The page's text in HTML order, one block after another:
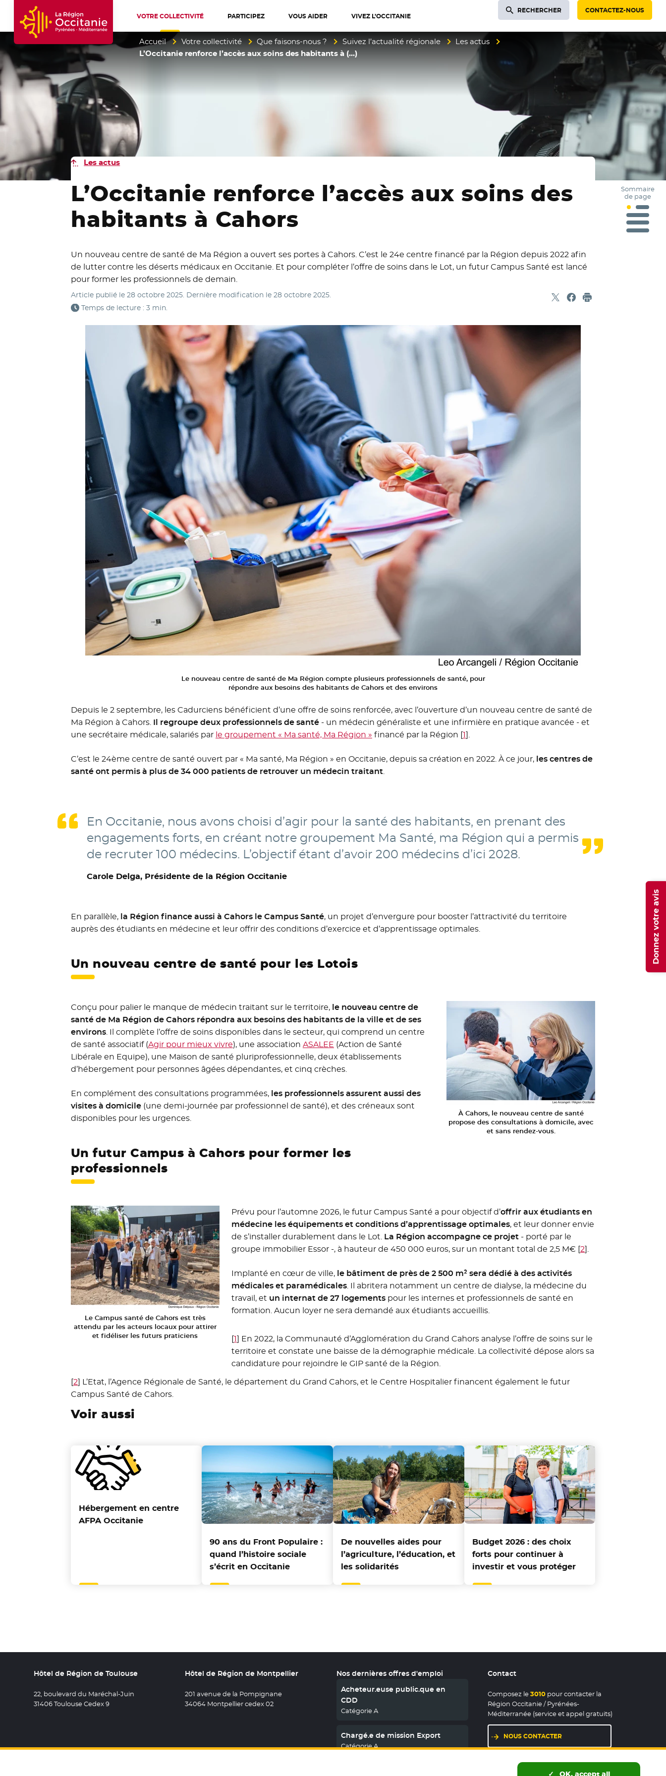
Accueil Région Occitanie / Pyrénées-Méditerranée
VOTRE COLLECTIVITÉ PARTICIPEZ VOUS AIDER VIVEZ L’OCCITANIE
RECHERCHER CONTACTEZ-NOUS
Accueil Votre collectivité Que faisons-nous ? Suivez l’actualité régionale
Les actus
L’Occitanie renforce l’accès aux soins des habitants à (…)
Les actus
L’Occitanie renforce l’accès aux soins des
habitants à Cahors
Un nouveau centre de santé de Ma Région a ouvert ses portes à Cahors. C’est le 24e centre financé par la Région depuis 2022 afin
de lutter contre les déserts médicaux en Occitanie. Et pour compléter l’offre de soins dans le Lot, un futur Campus Santé est lancé
pour former les professionnels de demain.
Article publié le 28 octobre 2025. Dernière modification le 28 octobre 2025.
Temps de lecture : 3 min.
Partager sur X
- Nouvelle fenêtre
Partager sur Facebook
- Nouvelle fenêtre
Imprimer
Le nouveau centre de santé de Ma Région compte plusieurs professionnels de santé, pour
répondre aux besoins des habitants de Cahors et des environs
Sommaire
de page
Depuis le 2 septembre, les Cadurciens bénéficient d’une offre de soins renforcée, avec l’ouverture d’un nouveau centre de santé de
Ma Région à Cahors. Il regroupe deux professionnels de santé- un médecin généraliste et une infirmière en pratique avancée - et
une secrétaire médicale, salariés par le groupement « Ma santé, Ma Région » financé par la Région [1]
C’est le 24ème centre de santé ouvert par « Ma santé, Ma Région » en Occitanie, depuis sa création en 2022. À ce jour, les centres de
santé ont permis à plus de 34 000 patients de retrouver un médecin traitant.
En Occitanie, nous avons choisi d’agir pour la santé des habitants, en prenant des
engagements forts, en créant notre groupement Ma Santé, ma Région qui a permis
de recruter 100 médecins. L’objectif étant d’avoir 200 médecins d’ici 2028.
Carole Delga, Présidente de la Région Occitanie
En parallèle, la Région finance aussi à Cahors le Campus Santé, un projet d’envergure pour booster l’attractivité du territoire
auprès des étudiants en médecine et leur offrir des conditions d’exercice et d’apprentissage optimales.
Un nouveau centre de santé pour les Lotois
À Cahors, le nouveau centre de santé
propose des consultations à domicile, avec
et sans rendez-vous.
Conçu pour palier le manque de médecin traitant sur le territoire, le nouveau centre de
santé de Ma Région de Cahors répondra aux besoins des habitants de la ville et de ses
environs. Il complète l’offre de soins disponibles dans le secteur, qui comprend un centre
de santé associatif (Agir pour mieux vivre- Nouvelle fenêtre
), une association ASALEE - Nouvelle fenêtre
(Action de Santé
Libérale en Equipe), une Maison de santé pluriprofessionnelle, deux établissements
d’hébergement pour personnes âgées dépendantes, et cinq crèches.
En complément des consultations programmées, les professionnels assurent aussi des
visites à domicile(une demi-journée par professionnel de santé), et des créneaux sont
disponibles pour les urgences.
Un futur Campus à Cahors pour former les
professionnels
Le Campus santé de Cahors est très
attendu par les acteurs locaux pour attirer
et fidéliser les futurs praticiens
Prévu pour l’automne 2026, le futur Campus Santé a pour objectif d’offrir aux étudiants en
médecine les équipements et conditions d’apprentissage optimales, et leur donner envie
de s’installer durablement dans le Lot. La Région accompagne ce projet- porté par le
groupe immobilier Essor -, à hauteur de 450 000 euros, sur un montant total de 2,5 M€ [2]
Implanté en cœur de ville, le bâtiment de près de 2 500 m² sera dédié à des activités
médicales et paramédicales. Il abritera notamment un centre de dialyse, la médecine du
travail, et un internat de 27 logementspour les internes et professionnels de santé en
formation. Aucun loyer ne sera demandé aux étudiants accueillis.
[1] En 2022, la Communauté d’Agglomération du Grand Cahors analyse l’offre de soins sur le
territoire et constate une baisse de la démographie médicale. La collectivité dépose alors sa
candidature pour rejoindre le GIP santé de la Région.
[2] L’Etat, l’Agence Régionale de Santé, le département du Grand Cahors, et le Centre Hospitalier financent également le futur
Campus Santé de Cahors.
Voir aussi
Hébergement en centre
AFPA Occitanie
90 ans du Front Populaire :
quand l’histoire sociale
s’écrit en Occitanie
De nouvelles aides pour
l’agriculture, l’éducation, et
les solidarités
Budget 2026 : des choix
forts pour continuer à
investir et vous protéger
Hôtel de Région de Toulouse
22, boulevard du Maréchal-Juin
31406 Toulouse Cedex 9
Hôtel de Région de Montpellier
201 avenue de la Pompignane
34064 Montpellier cedex 02
Nos dernières offres d'emploi
Acheteur.euse public.que en
CDD
Catégorie A
Chargé.e de mission Export
Catégorie A
Contact
Composez le3010pour contacter la
Région Occitanie / Pyrénées-
Méditerranée (service et appel gratuits)
NOUS CONTACTER
LES MAISONS DE RÉGION
OK, accept all
Donnez votre avis